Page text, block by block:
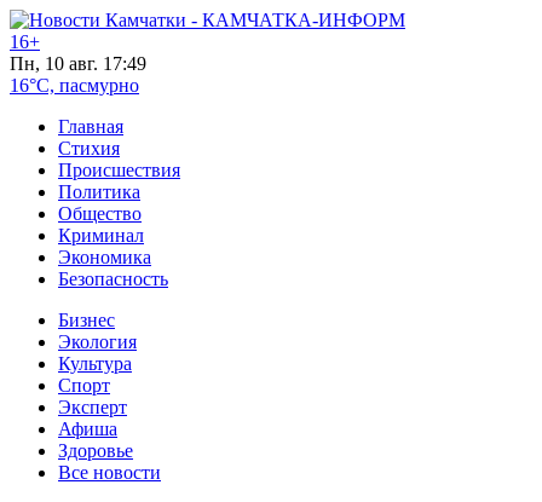
16+
Пн, 10 авг. 17:49
16°C, пасмурно
Главная
Стихия
Происшествия
Политика
Общество
Криминал
Экономика
Безопасность
Бизнес
Экология
Культура
Спорт
Эксперт
Афиша
Здоровье
Все новости